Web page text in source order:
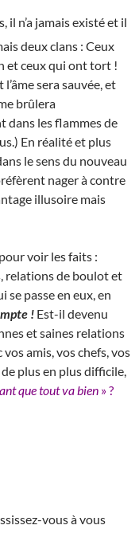
il n’a jamais existé et il
deux clans : Ceux
et ceux qui ont tort !
sera sauvée, et
brûlera
dans les flammes de
En réalité et plus
le sens du nouveau
nager à contre
illusoire mais
voir les faits :
relations de boulot et
se passe en eux, en
! Est-il devenu
et saines relations
amis, vos chefs, vos
plus en plus difficile,
que tout va bien » ?
vous à vous